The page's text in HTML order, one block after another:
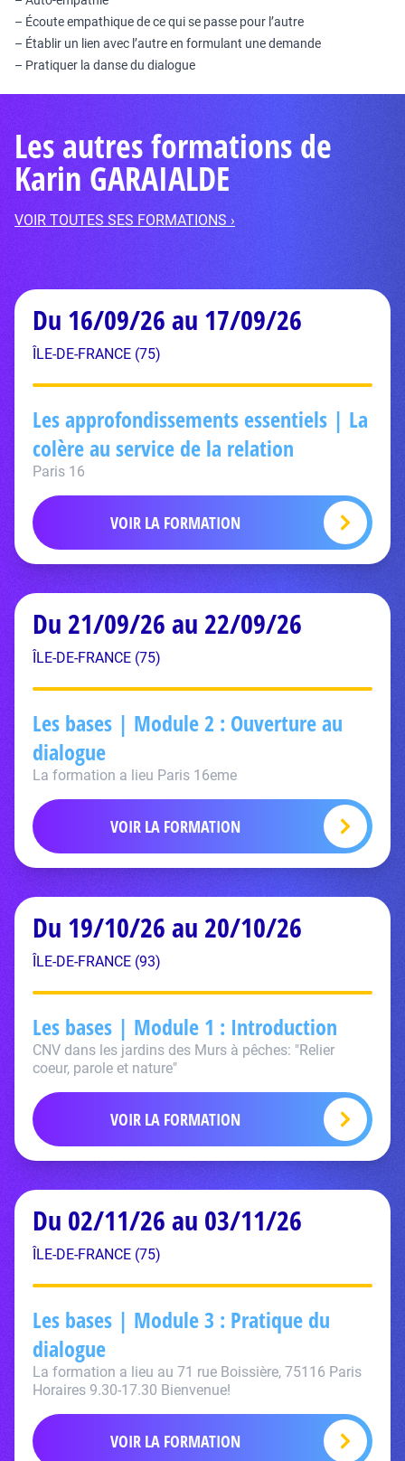
– Écoute empathique de ce qui se passe pour l’autre
– Établir un lien avec l’autre en formulant une demande
– Pratiquer la danse du dialogue
Les autres formations de
Karin GARAIALDE
VOIR TOUTES SES FORMATIONS ›
Du 16/09/26 au 17/09/26
ÎLE-DE-FRANCE (75)
Les approfondissements essentiels | La
colère au service de la relation
Paris 16
VOIR LA FORMATION
Du 21/09/26 au 22/09/26
ÎLE-DE-FRANCE (75)
Les bases | Module 2 : Ouverture au
dialogue
La formation a lieu Paris 16eme
VOIR LA FORMATION
Du 19/10/26 au 20/10/26
ÎLE-DE-FRANCE (93)
Les bases | Module 1 : Introduction
CNV dans les jardins des Murs à pêches: "Relier
coeur, parole et nature"
VOIR LA FORMATION
Du 02/11/26 au 03/11/26
ÎLE-DE-FRANCE (75)
Les bases | Module 3 : Pratique du
dialogue
La formation a lieu au 71 rue Boissière, 75116 Paris
Horaires 9.30-17.30 Bienvenue!
VOIR LA FORMATION